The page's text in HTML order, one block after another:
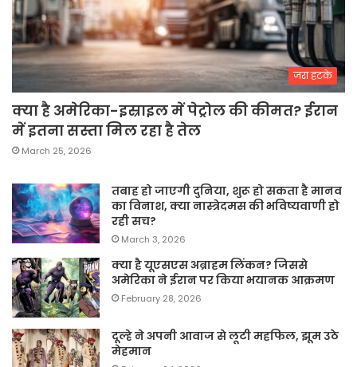
जरा हटके
क्या है अमेरिका-इस्राइल में पेट्रोल की कीमत? ईरान
में इतना सस्ता मिल रहा है तेल
March 25, 2026
तबाह हो जाएगी दुनिया, शुरू हो सकता है मानव
का विनाश, क्या नास्त्रेदमस की भविष्यवाणी हो
रही सच?
March 3, 2026
क्या है यूएसएस अब्राहम लिंकन? जिससे
अमेरिका ने ईरान पर किया भयानक आक्रमण
February 28, 2026
दूल्हे ने अपनी आवाज से लूटी महफिल, झूम उठे
मेहमान